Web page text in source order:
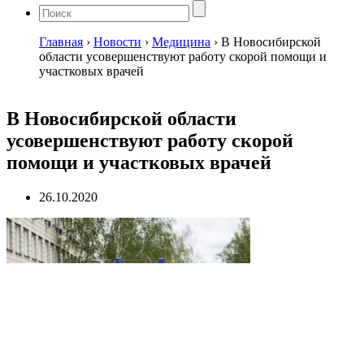
Главная › Новости › Медицина › В Новосибирской
области усовершенствуют работу скорой помощи и
участковых врачей
В Новосибирской области
усовершенствуют работу скорой
помощи и участковых врачей
26.10.2020